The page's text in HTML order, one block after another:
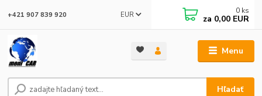
Menu
EUR
Hľadať
+421 907 839 920 0 ks
za 0,00 EUR